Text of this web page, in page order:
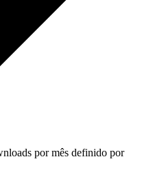
por mês definido por